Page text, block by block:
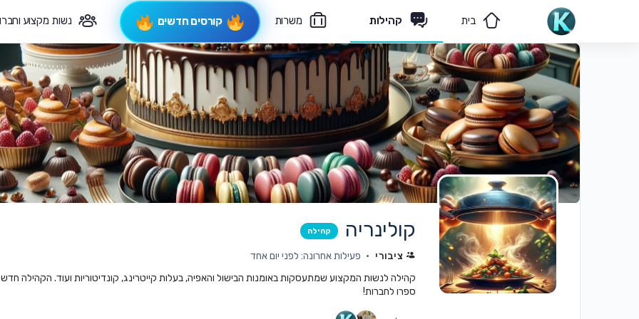
בית קהילות משרות קורסים חדשים נשות מקצוע
מאמרים הצוות שלנו פיקוח תורני צרי קשר
קולינריה קהילה
ציבורי
פעילות אחרונה: לפני יום אחד
קהילה לנשות המקצוע שמתעסקות באומנות הבישול והאפיה, בעלות קייטרינג, קונדיטוריות ועוד. הקהילה
ספרו לחברות!